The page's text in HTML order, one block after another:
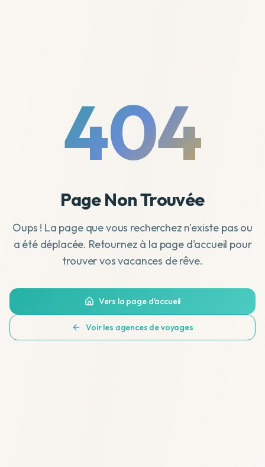
404
Page Non Trouvée
Oups ! La page que vous recherchez n'existe pas ou
a été déplacée. Retournez à la page d'accueil pour
trouver vos vacances de rêve.
Vers la page d'accueil
Voir les agences de voyages